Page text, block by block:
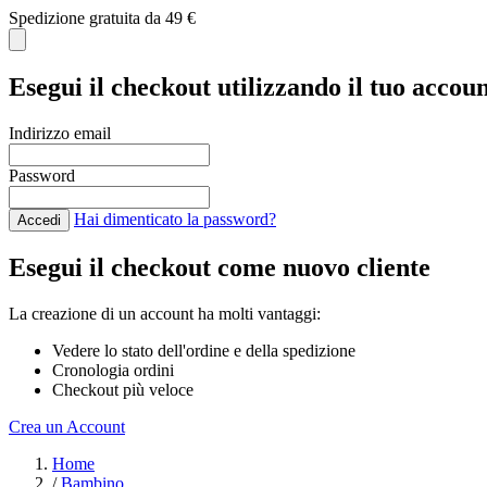
Spedizione gratuita da 49 €
Esegui il checkout utilizzando il tuo
Indirizzo email
Password
Accedi Hai dimenticato la password?
Esegui il checkout come nuovo cliente
La creazione di un account ha molti vantaggi:
Vedere lo stato dell'ordine e della spedizione
Cronologia ordini
Checkout più veloce
Crea un Account
Home
/ Bambino